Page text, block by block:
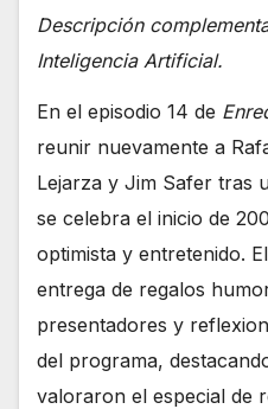
Descripción
Inteligencia Artificial.
En el episodio 14 de
reunir nuevamente a
Lejarza y Jim Safer tras
se celebra el inicio de
optimista y entretenido.
entrega de regalos
presentadores y
del programa,
valoraron el especial de